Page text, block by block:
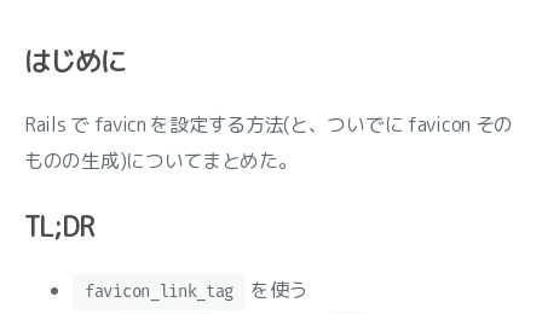
はじめに
Rails で favicn を設定する方法(と、ついでに favicon その
ものの生成)についてまとめた。
TL;DR
favicon_link_tag を使う